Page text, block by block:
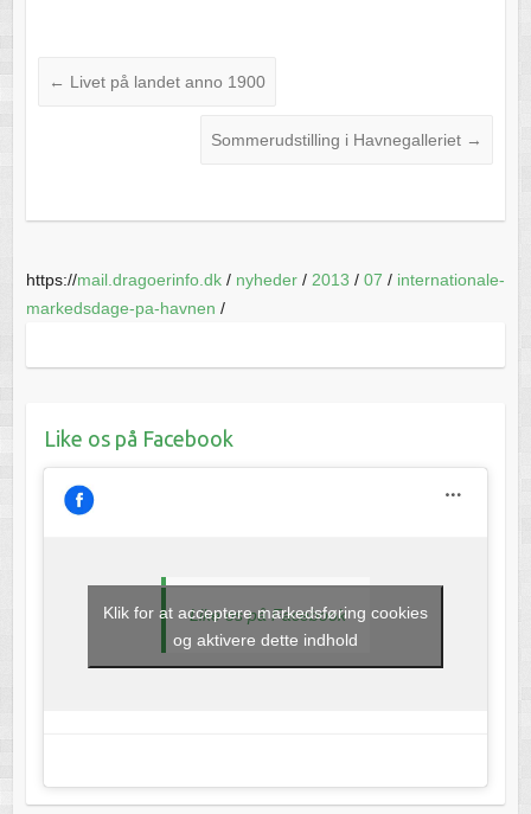
← Livet på landet anno 1900
Sommerudstilling i Havnegalleriet →
https://mail.dragoerinfo.dk/ nyheder/ 2013 / 07 / internationale-
markedsdage-pa-havnen /
Like os på Facebook
Like os på Facebook
Klik for at acceptere markedsføring cookies
og aktivere dette indhold